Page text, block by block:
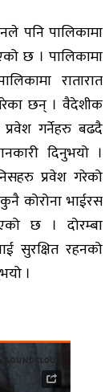
पनि पालिकामा
छ । पालिकामा
रातारात
छन् । वैदेशीक
गर्नेहरु बढदै
दिनुभयो ।
प्रवेश गरेको
कोरोना भाईरस
छ । दोरम्बा
सुरक्षित रहनको
।